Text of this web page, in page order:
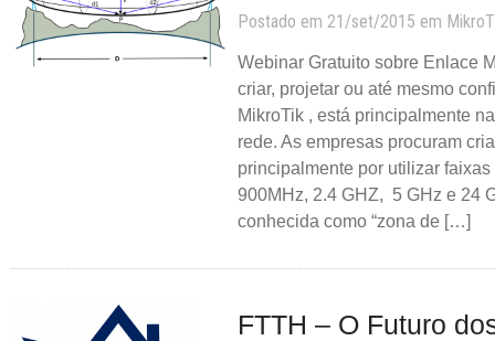
Postado em 21/set/2015 em
Webinar Gratuito sobre Enlace
criar, projetar ou até mesmo
MikroTik , está principalmente
rede. As empresas procuram
principalmente por utilizar
900MHz, 2.4 GHZ, 5 GHz e 24
conhecida como “zona de […]
FTTH – O Futuro